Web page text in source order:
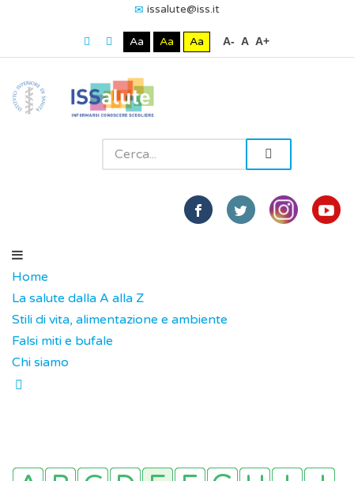
issalute@iss.it
Aa Aa Aa A- A A+
Home
La salute dalla A alla Z
Stili di vita, alimentazione e ambiente
Falsi miti e bufale
Chi siamo